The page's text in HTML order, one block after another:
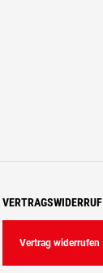
VERTRAGSWIDERRUF
Vertrag widerrufen